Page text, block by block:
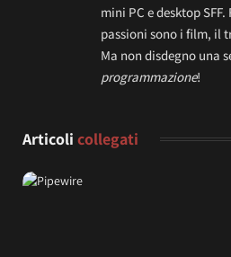
mini PC e desktop
passioni sono i film, il
Ma non disdegno una
programmazione!
Articoli collegati